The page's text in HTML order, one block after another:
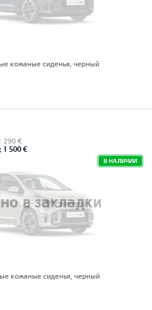
кожаные сиденья, черный
в закладки
290 €
1 500 €
В НАЛИЧИИ
кожаные сиденья, черный